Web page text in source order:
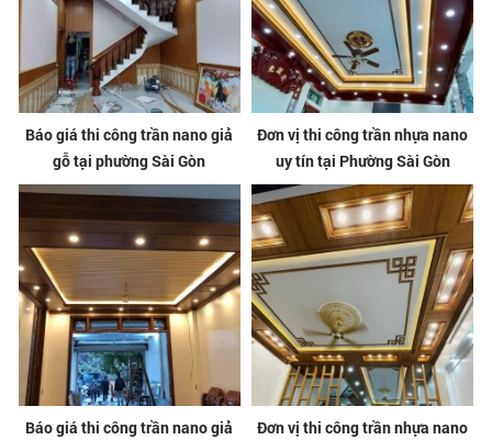
Báo giá thi công trần nano giả
gỗ tại phường Sài Gòn
Đơn vị thi công trần nhựa nano
uy tín tại Phường Sài Gòn
Báo giá thi công trần nano giả
Đơn vị thi công trần nhựa nano